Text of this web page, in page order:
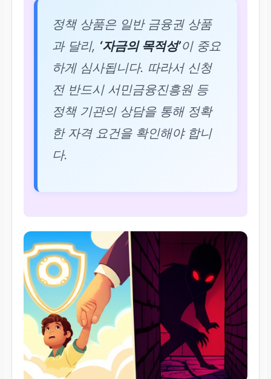
정책 상품은 일반 금융권 상품
과 달리, ‘자금의 목적성’이 중요
하게 심사됩니다. 따라서 신청
전 반드시 서민금융진흥원 등
정책 기관의 상담을 통해 정확
한 자격 요건을 확인해야 합니
다.